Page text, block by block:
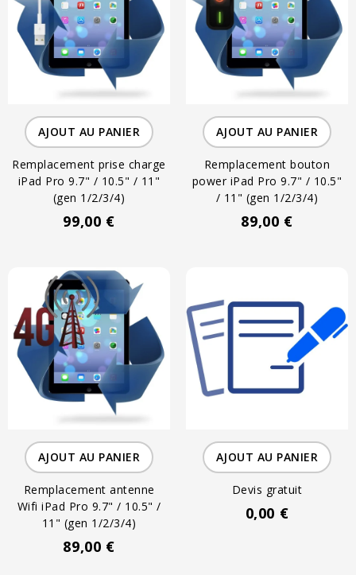
AJOUT AU PANIER
Remplacement prise charge
iPad Pro 9.7" / 10.5" / 11"
(gen 1/2/3/4)
99,00 €
AJOUT AU PANIER
Remplacement bouton
power iPad Pro 9.7" / 10.5"
/ 11" (gen 1/2/3/4)
89,00 €
AJOUT AU PANIER
Remplacement antenne
Wifi iPad Pro 9.7" / 10.5" /
11" (gen 1/2/3/4)
89,00 €
AJOUT AU PANIER
Devis gratuit
0,00 €